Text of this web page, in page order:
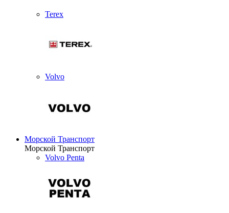
Terex
Volvo
Морской Транспорт
Морской Транспорт
Volvo Penta